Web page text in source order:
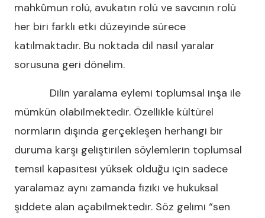
mahkûmun rolü, avukatın rolü ve savcının rolü
her biri farklı etki düzeyinde sürece
katılmaktadır. Bu noktada dil nasıl yaralar
sorusuna geri dönelim.
Dilin yaralama eylemi toplumsal inşa ile
mümkün olabilmektedir. Özellikle kültürel
normların dışında gerçekleşen herhangi bir
duruma karşı geliştirilen söylemlerin toplumsal
temsil kapasitesi yüksek olduğu için sadece
yaralamaz aynı zamanda fiziki ve hukuksal
şiddete alan açabilmektedir. Söz gelimi “sen